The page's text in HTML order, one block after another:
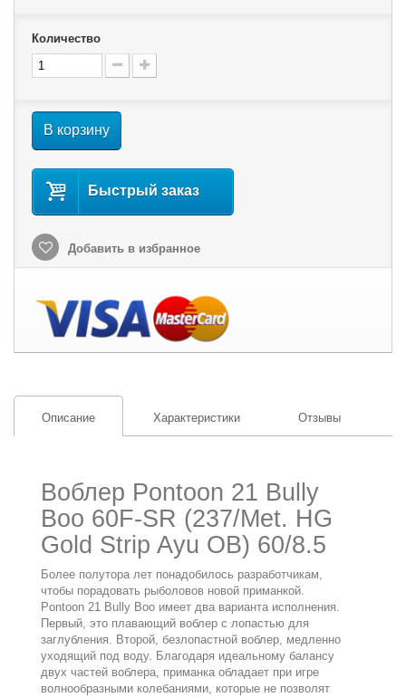
Количество
В корзину
Быстрый заказ
Добавить в избранное
Описание Характеристики Отзывы
Воблер Pontoon 21 Bully
Boo 60F-SR (237/Met. HG
Gold Strip Ayu OB) 60/8.5
Более полутора лет понадобилось разработчикам,
чтобы порадовать рыболовов новой приманкой.
Pontoon 21 Bully Boo имеет два варианта исполнения.
Первый, это плавающий воблер с лопастью для
заглубления. Второй, безлопастной воблер, медленно
уходящий под воду. Благодаря идеальному балансу
двух частей воблера, приманка обладает при игре
волнообразными колебаниями, которые не позволят